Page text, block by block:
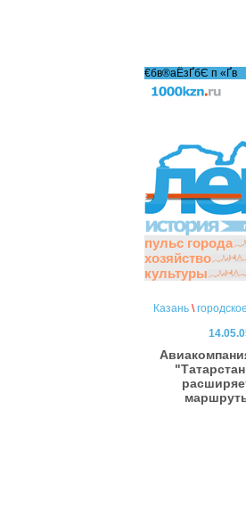
€бв®аЁзҐбЄ п «Ґ­в
пульс города
хозяйство
культуры
Казань \